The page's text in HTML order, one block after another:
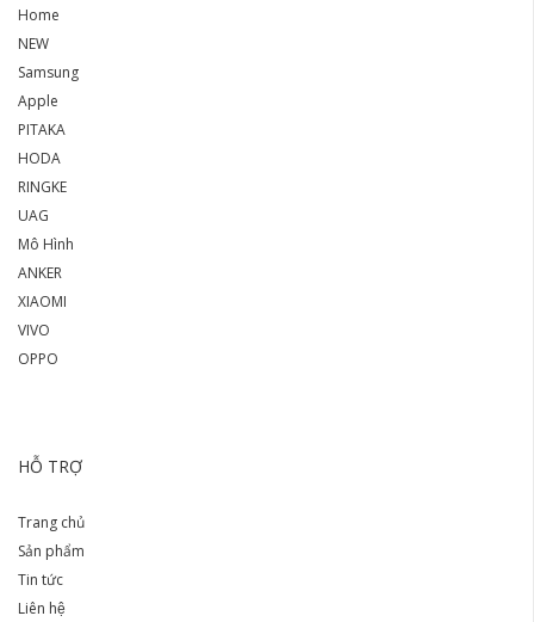
Home
NEW
Samsung
Apple
PITAKA
HODA
RINGKE
UAG
Mô Hình
ANKER
XIAOMI
VIVO
OPPO
HỖ TRỢ
Trang chủ
Sản phẩm
Tin tức
Liên hệ